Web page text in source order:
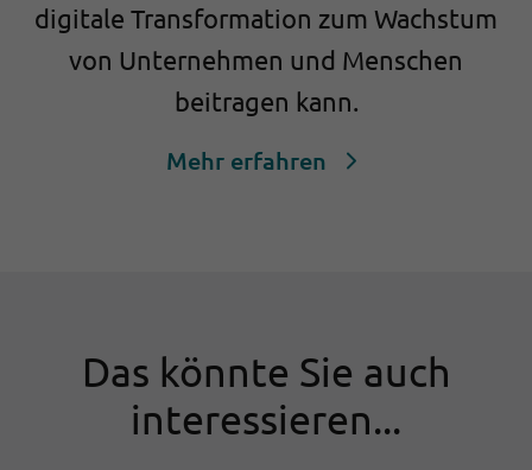
digitale Transformation zum Wachstum
von Unternehmen und Menschen
beitragen kann.
Mehr erfahren
Das könnte Sie auch
interessieren...